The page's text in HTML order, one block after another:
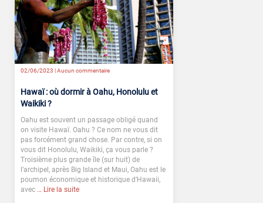
02/06/2023 |Aucun commentaire
Hawaï : où dormir à Oahu, Honolulu et
Waikiki ?
Oahu est souvent un passage obligé quand
on visite Hawaï. Oahu ? Ce nom ne vous dit
pas forcément grand chose. Par contre, si on
vous dit Honolulu, Waikiki, ça vous parle ?
Troisième plus grande île (sur huit) de
l’archipel, après Big Island et Maui, Oahu est le
poumon économique et historique d’Hawaii,
avec … Lire la suite